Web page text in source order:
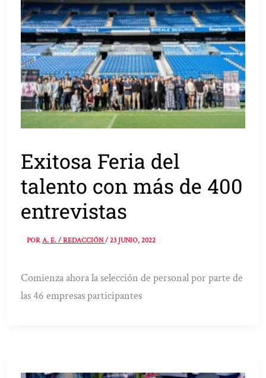
Exitosa Feria del
talento con más de 400
entrevistas
PORA. E. / REDACCIÓN/23 JUNIO, 2022
Comienza ahora la selección de personal por parte de
las 46 empresas participantes